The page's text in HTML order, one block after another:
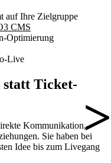
auf Ihre Zielgruppe
CMS
Optimierung
Live
statt Ticket-
Kommunikation,
Sie haben bei
Idee bis zum Livegang